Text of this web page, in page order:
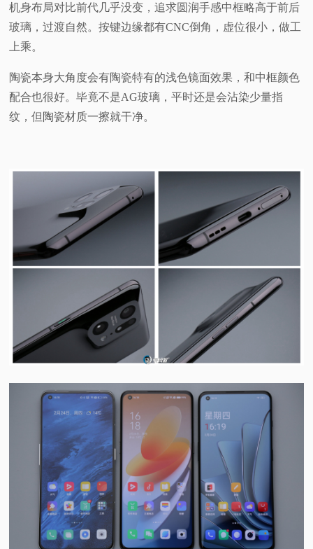
机身布局对比前代几乎没变，追求圆润手感中框略高于前后
玻璃，过渡自然。按键边缘都有CNC倒角，虚位很小，做工
上乘。
陶瓷本身大角度会有陶瓷特有的浅色镜面效果，和中框颜色
配合也很好。毕竟不是AG玻璃，平时还是会沾染少量指
纹，但陶瓷材质一擦就干净。